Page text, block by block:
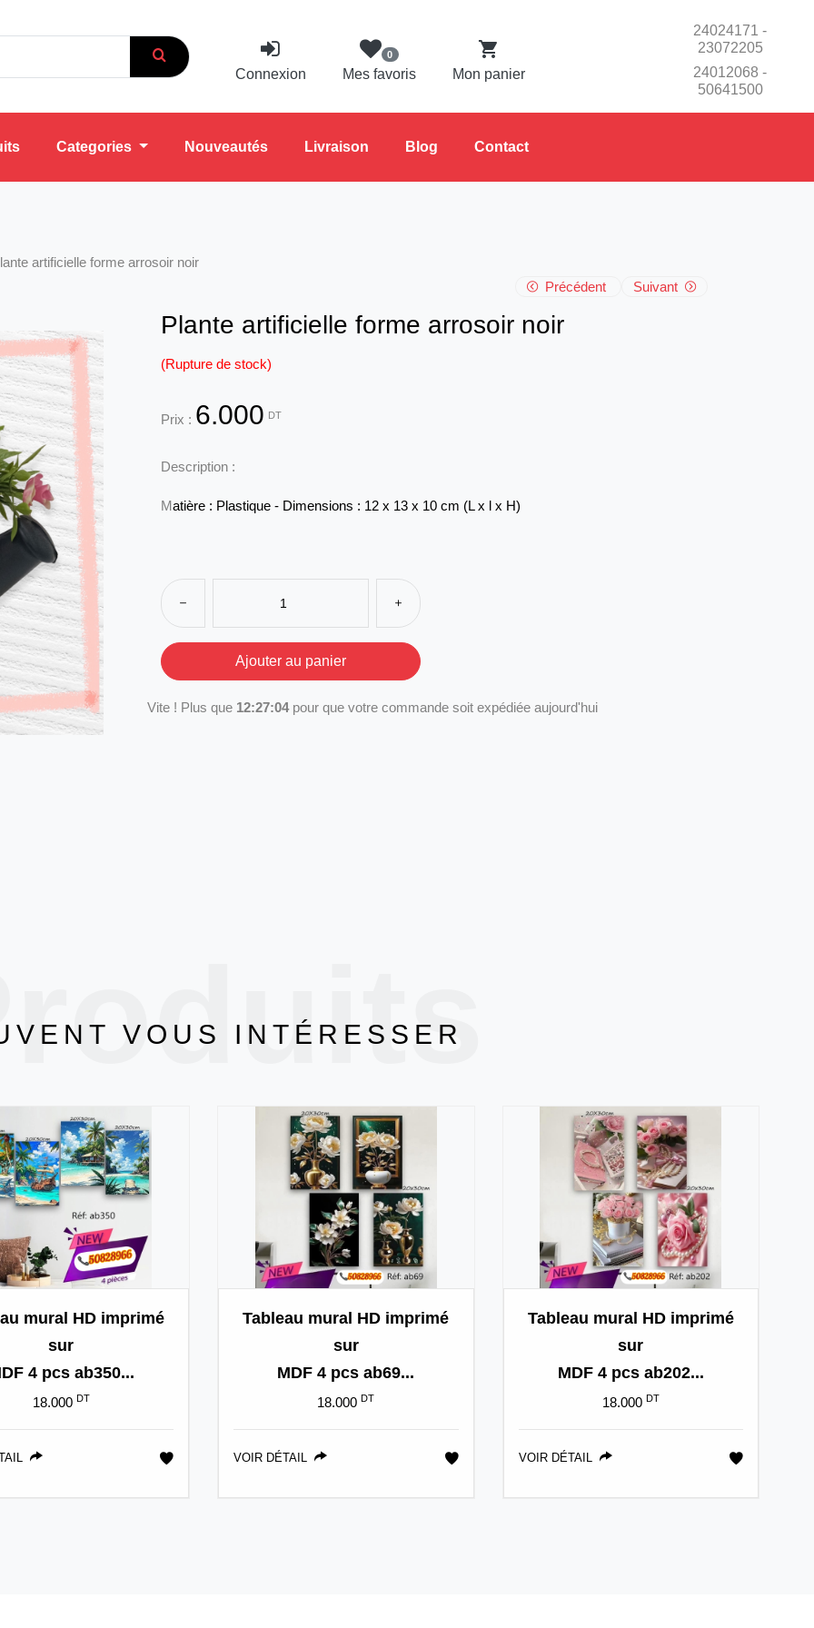
Connexion
0
Mes favoris Mon panier
24024171 -
23072205
24012068 -
50641500
Categories Nouveautés Livraison Blog Contact
artificielle forme arrosoir noir
Précédent
Suivant
Plante artificielle forme arrosoir noir
(Rupture de stock)
Prix : 6.000 DT
Description :
Matière : Plastique - Dimensions : 12 x 13 x 10 cm (L x l x H)
Vite ! Plus que 12:27:04pour que votre commande soit expédiée aujourd'hui
VOUS INTÉRESSER
mural HD imprimé
sur
4 pcs ab350...
18.000 DT
Tableau mural HD imprimé
sur
MDF 4 pcs ab69...
18.000 DT
VOIR DÉTAIL
Tableau mural HD imprimé
sur
MDF 4 pcs ab202...
18.000 DT
VOIR DÉTAIL